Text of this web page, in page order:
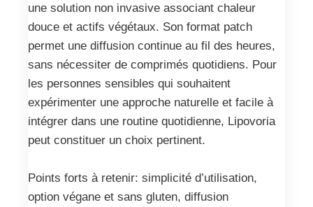
une solution non invasive associant chaleur
douce et actifs végétaux. Son format patch
permet une diffusion continue au fil des heures,
sans nécessiter de comprimés quotidiens. Pour
les personnes sensibles qui souhaitent
expérimenter une approche naturelle et facile à
intégrer dans une routine quotidienne, Lipovoria
peut constituer un choix pertinent.
Points forts à retenir: simplicité d’utilisation,
option végane et sans gluten, diffusion